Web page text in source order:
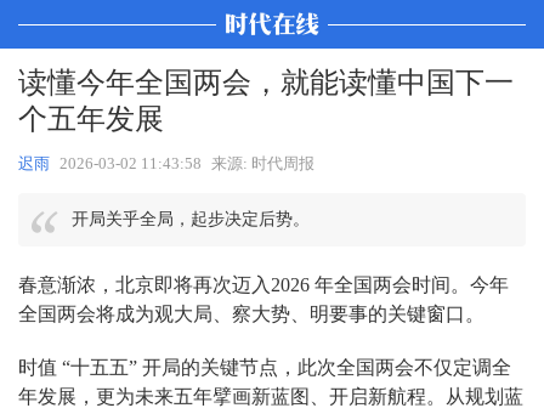
读懂今年全国两会，就能读懂中国下一
个五年发展
迟雨 2026-03-02 11:43:58 来源: 时代周报
开局关乎全局，起步决定后势。
春意渐浓，北京即将再次迈入2026 年全国两会时间。今年
全国两会将成为观大局、察大势、明要事的关键窗口。
时值 “十五五” 开局的关键节点，此次全国两会不仅定调全
年发展，更为未来五年擘画新蓝图、开启新航程。从规划蓝